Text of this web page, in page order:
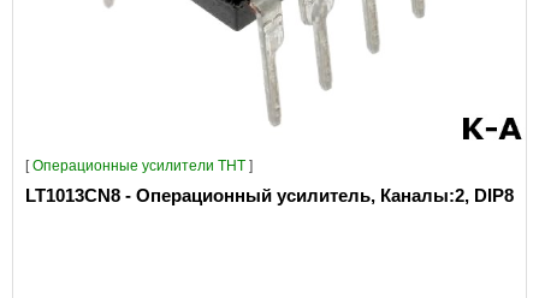
[Операционные усилители THT ]
LT1013CN8 - Операционный усилитель, Каналы:2, DIP8